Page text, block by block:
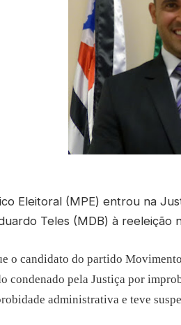
Eleitoral (MPE) entrou na
Teles (MDB) à
o candidato do partido
condenado pela Justiça por
administrativa e teve